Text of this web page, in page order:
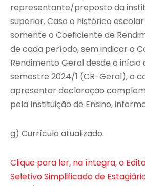
representante/preposto da
superior. Caso o histórico
somente o Coeficiente de
de cada período, sem indicar o
Rendimento Geral desde o
semestre 2024/1 (CR-Geral), o
apresentar declaração
pela Instituição de Ensino,
g) Currículo atualizado.
Clique para ler, na íntegra, o
Seletivo Simplificado de